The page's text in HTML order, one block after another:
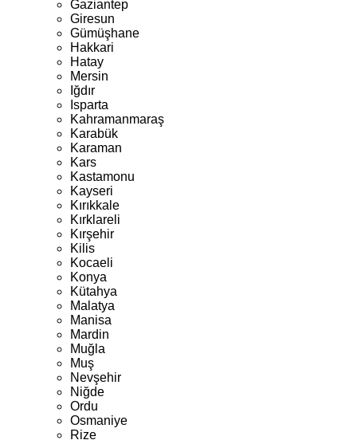
Gaziantep
Giresun
Gümüşhane
Hakkari
Hatay
Mersin
Iğdır
Isparta
Kahramanmaraş
Karabük
Karaman
Kars
Kastamonu
Kayseri
Kırıkkale
Kırklareli
Kırşehir
Kilis
Kocaeli
Konya
Kütahya
Malatya
Manisa
Mardin
Muğla
Muş
Nevşehir
Niğde
Ordu
Osmaniye
Rize